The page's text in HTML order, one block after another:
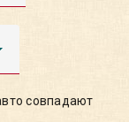
совпадают